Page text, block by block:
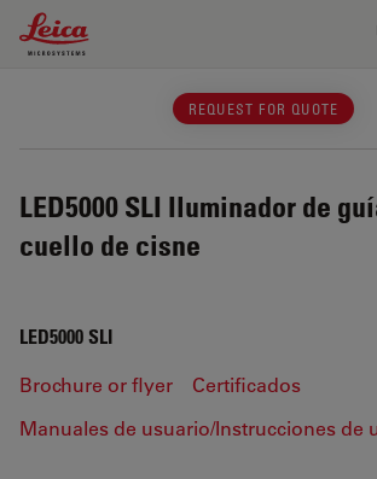
Leica Microsystems Logo
REQUEST FOR QUOTE
LED5000 SLI Iluminador de
cuello de cisne
LED5000 SLI
Brochure or flyer
Certificados
Manuales de usuario/Instrucciones de